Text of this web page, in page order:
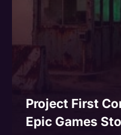
Project First
Epic Games